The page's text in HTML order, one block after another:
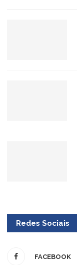
Redes Sociais
FACEBOOK